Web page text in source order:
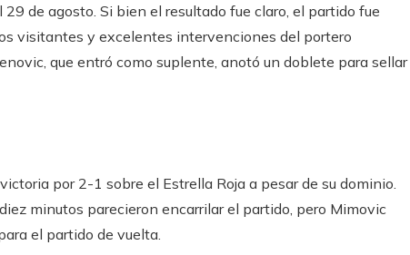
de agosto. Si bien el resultado fue claro, el partido fue
visitantes y excelentes intervenciones del portero
que entró como suplente, anotó un doblete para sellar
por 2-1 sobre el Estrella Roja a pesar de su dominio.
minutos parecieron encarrilar el partido, pero Mimovic
el partido de vuelta.